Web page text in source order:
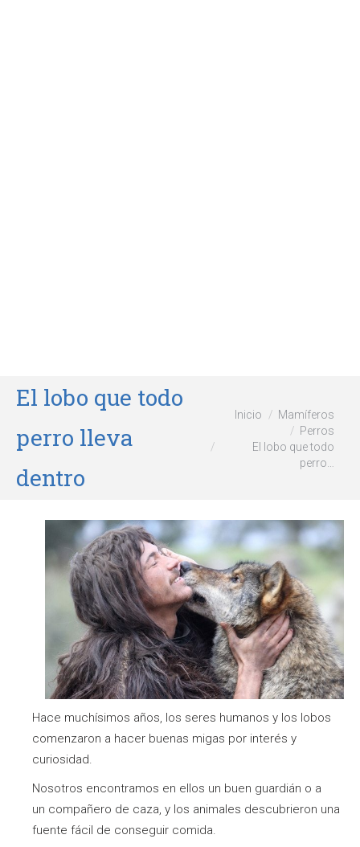
El lobo que todo
perro lleva
dentro
Estás aquí:
Inicio
Mamíferos
Perros
El lobo que todo
perro…
Hace muchísimos años, los seres humanos y los lobos
comenzaron a hacer buenas migas por interés y
curiosidad.
Nosotros encontramos en ellos un buen guardián o a
un compañero de caza, y los animales descubrieron una
fuente fácil de conseguir comida.